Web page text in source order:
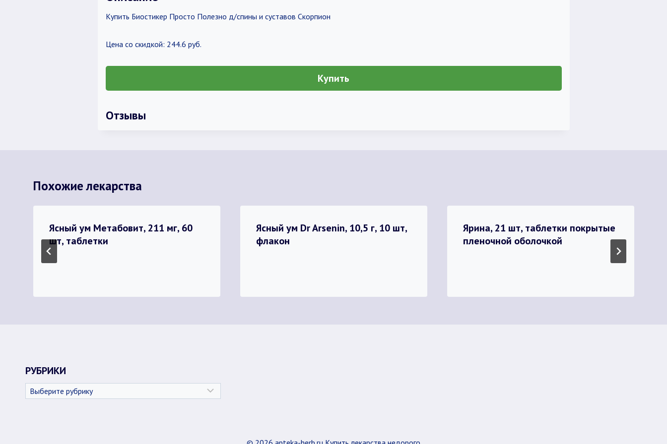
Купить Биостикер Просто Полезно д/спины и суставов Скорпион
Цена со скидкой: 244.6 руб.
Купить
Отзывы
Похожие лекарства
Ясный ум Метабовит, 211 мг, 60
шт, таблетки
Ясный ум Dr Arsenin, 10,5 г, 10 шт,
флакон
Ярина, 21 шт, таблетки покрытые
пленочной оболочкой
РУБРИКИ
Рубрики